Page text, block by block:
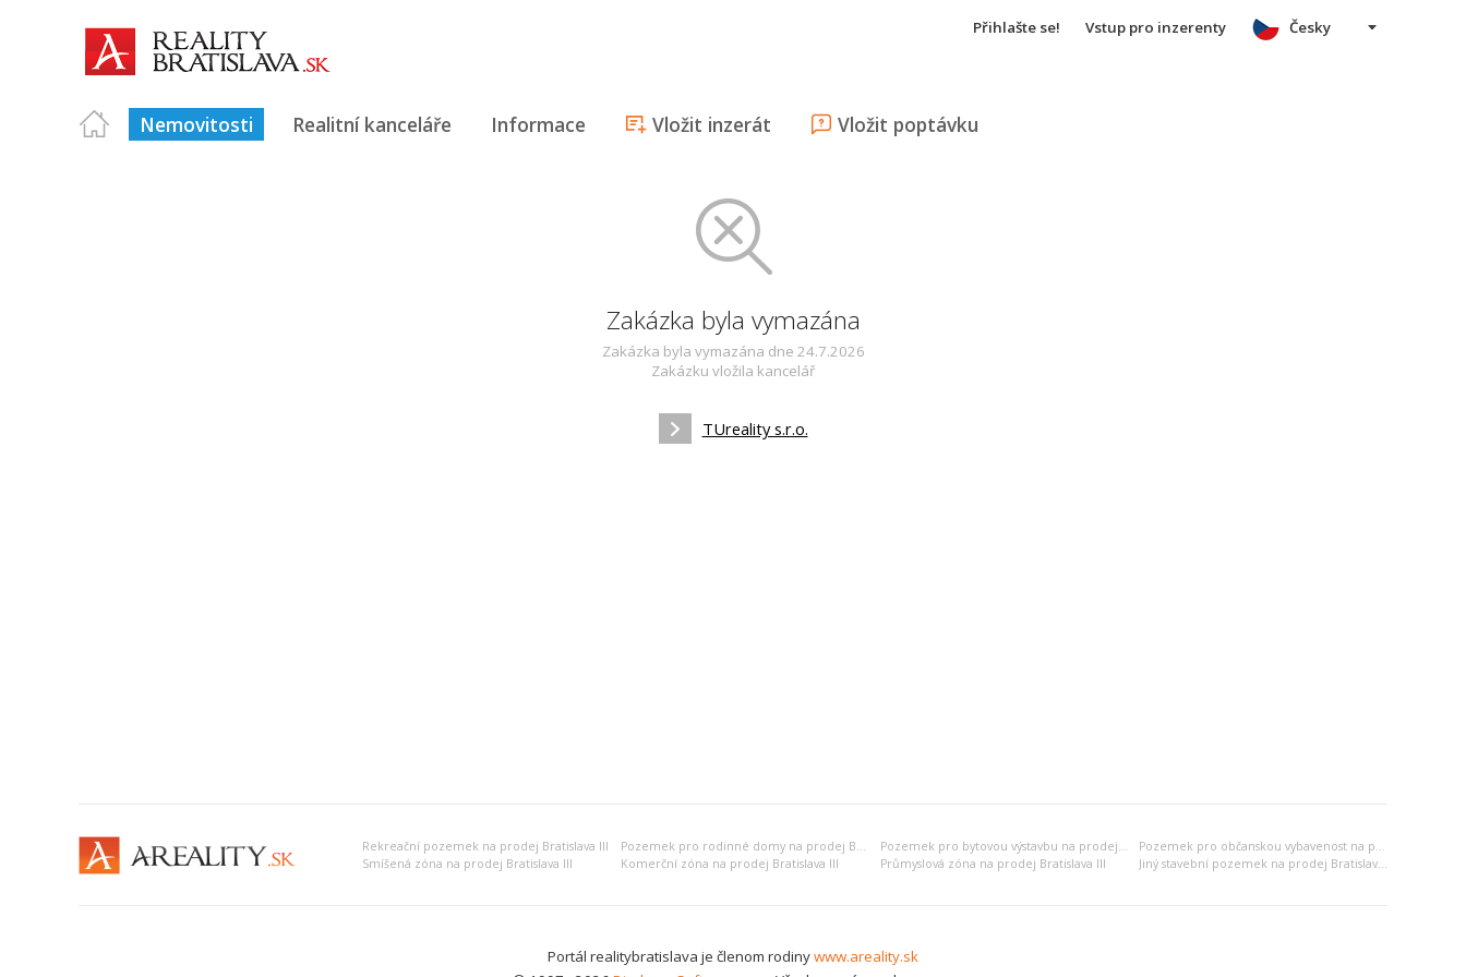
Přihlašte se! Vstup pro inzerenty
Nemovitosti Realitní kanceláře Informace Vložit inzerát Vložit poptávku
Česky
Zakázka byla vymazána
Zakázka byla vymazána dne 24.7.2026
Zakázku vložila kancelář
TUreality s.r.o.
Rekreační pozemek na prodej Bratislava III Pozemek pro rodinné domy na prodej Bratislava III Pozemek pro bytovou výstavbu na prodej Bratislava III
Pozemek pro občanskou vybavenost na prodej Bratislava III
Smíšená zóna na prodej Bratislava III
Komerční zóna na prodej Bratislava III Průmyslová zóna na prodej Bratislava III Jiný stavební pozemek na prodej Bratislava III
Portál realitybratislava je členom rodinywww.areality.sk